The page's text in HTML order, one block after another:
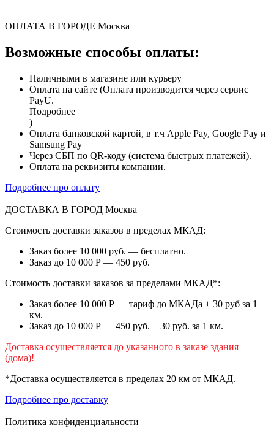
ОПЛАТА В ГОРОДЕ Москва
Возможные способы оплаты:
Наличными в магазине или курьеру
Оплата на сайте (Оплата производится через сервис
PayU.
Подробнее
)
Оплата банковской картой, в т.ч Apple Pay, Google Pay и
Samsung Pay
Через СБП по QR-коду (система быстрых платежей).
Оплата на реквизиты компании.
Подробнее про оплату
ДОСТАВКА В ГОРОД Москва
Стоимость доставки заказов в пределах МКАД:
Заказ более 10 000 руб. — бесплатно.
Заказ до 10 000 Р — 450 руб.
Стоимость доставки заказов за пределами МКАД*:
Заказ более 10 000 Р — тариф до МКАДа + 30 руб за 1
км.
Заказ до 10 000 Р — 450 руб. + 30 руб. за 1 км.
Доставка осуществляется до указанного в заказе здания
(дома)!
*Доставка осуществляется в пределах 20 км от МКАД.
Подробнее про доставку
Политика конфиденциальности